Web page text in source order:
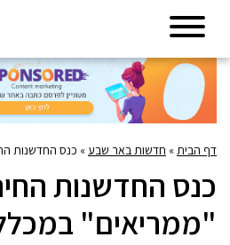
דף הבית» חדשות באר שבע» כנס החדשנות
כנס החדשנות
"ממריאים"